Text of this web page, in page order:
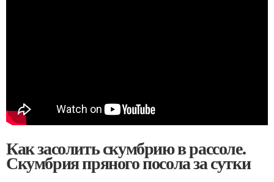
Как засолить скумбрию в рассоле.
Скумбрия пряного посола за сутки